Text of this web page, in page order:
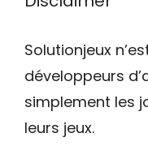
Solutionjeux
développeurs
simplement les
leurs jeux.